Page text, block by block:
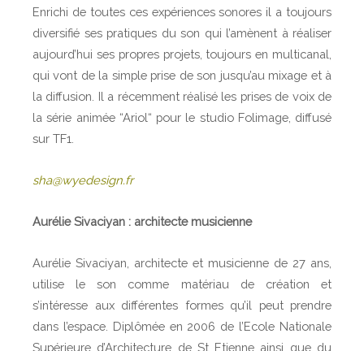
Enrichi de toutes ces expériences sonores il a toujours
diversifié ses pratiques du son qui l’amènent à réaliser
aujourd’hui ses propres projets, toujours en multicanal,
qui vont de la simple prise de son jusqu’au mixage et à
la diffusion. Il a récemment réalisé les prises de voix de
la série animée “Ariol“ pour le studio Folimage, diffusé
sur TF1.
sha@wyedesign.fr
Aurélie Sivaciyan : architecte musicienne
Aurélie Sivaciyan, architecte et musicienne de 27 ans,
utilise le son comme matériau de création et
s’intéresse aux différentes formes qu’il peut prendre
dans l’espace. Diplômée en 2006 de l’Ecole Nationale
Supérieure d’Architecture de St Etienne ainsi que du